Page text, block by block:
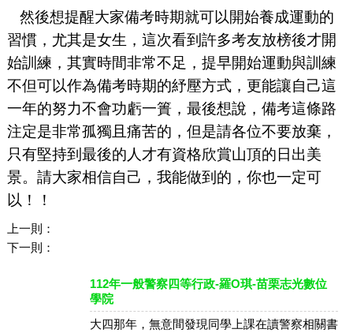
然後想提醒大家備考時期就可以開始養成運動的
習慣，尤其是女生，這次看到許多考友放榜後才開
始訓練，其實時間非常不足，提早開始運動與訓練
不但可以作為備考時期的紓壓方式，更能讓自己這
一年的努力不會功虧一簣，最後想說，備考這條路
注定是非常孤獨且痛苦的，但是請各位不要放棄，
只有堅持到最後的人才有資格欣賞山頂的日出美
景。請大家相信自己，我能做到的，你也一定可
以！！
上一則：
下一則：
112年一般警察四等行政-羅O琪-苗栗志光數位
學院
大四那年，無意間發現同學上課在讀警察相關書